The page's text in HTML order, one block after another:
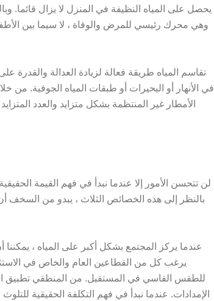
يحصل على المياه النظيفة في المنزل لا يزال قائما.
وهي محرك رئيسي للمرض والوفاة ، لا سيما بين
تقاسم المياه طريقة فعالة لزيادة العدالة والقدرة
في الأنهار أو البحيرات أو طبقات المياه الجوفية. من
الأمطار غير المنتظمة بشكل متزايد والعدد
لن تتحسن الأمور إلا عندما نبدأ في فهم القيمة
بالنظر إلى هذه الخصائص الثلاث ، يبدو من السخف
عندما يركز المجتمع بشكل أكبر على المياه ، يمكننا
يرغب كل من القطاعين العام والخاص في
للطقس القاسي في المستقبل. من المنطقي تطبيق
الإمدادات. عندما نبدأ في فهم التكلفة الحقيقية